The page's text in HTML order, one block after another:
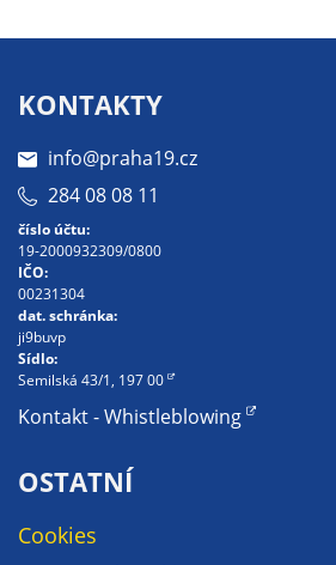
KONTAKTY
info@praha19.cz
284 08 08 11
číslo účtu:
19-2000932309/0800
IČO:
00231304
dat. schránka:
ji9buvp
Sídlo:
Semilská 43/1, 197 00
Kontakt - Whistleblowing
OSTATNÍ
Cookies